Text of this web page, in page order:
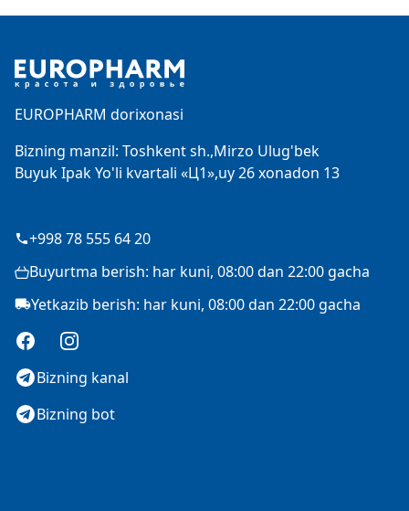
EUROPHARM dorixonasi
Bizning manzil: Toshkent sh.,Mirzo Ulug'bek
Buyuk Ipak Yo'li kvartali «Ц1»,uy 26 xonadon 13
+998 78 555 64 20
Buyurtma berish: har kuni, 08:00 dan 22:00 gacha
Yetkazib berish: har kuni, 08:00 dan 22:00 gacha
FacebookInstagram
Bizning kanal
Bizning bot